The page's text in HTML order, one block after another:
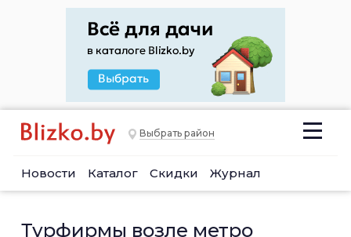
Выбрать район
Новости Каталог Скидки Журнал
Турфирмы возле метро